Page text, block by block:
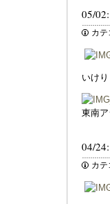
05/02:
カテ
いけ
東南ア
04/24:
カテ